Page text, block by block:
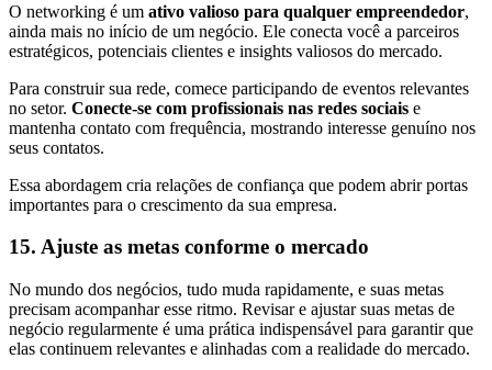
O networking é um ativo valioso para qualquer empreendedor,
ainda mais no início de um negócio. Ele conecta você a parceiros
estratégicos, potenciais clientes e insights valiosos do mercado.
Para construir sua rede, comece participando de eventos relevantes
no setor. Conecte-se com profissionais nas redes sociais e
mantenha contato com frequência, mostrando interesse genuíno nos
seus contatos.
Essa abordagem cria relações de confiança que podem abrir portas
importantes para o crescimento da sua empresa.
15. Ajuste as metas conforme o mercado
No mundo dos negócios, tudo muda rapidamente, e suas metas
precisam acompanhar esse ritmo. Revisar e ajustar suas metas de
negócio regularmente é uma prática indispensável para garantir que
elas continuem relevantes e alinhadas com a realidade do mercado.